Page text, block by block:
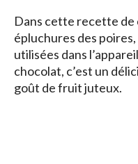
Dans cette recette de
épluchures des
utilisées dans
chocolat, c’est un
goût de fruit juteux.